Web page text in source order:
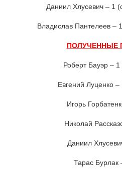
Даниил Хлусевич – 1
Владислав Пантелеев –
ПОЛУЧЕННЫЕ
Роберт Бауэр – 1
Евгений Луценко –
Игорь
Николай
Даниил
Тарас Бурлак